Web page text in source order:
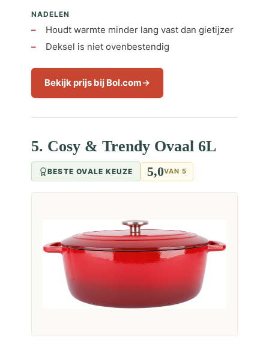
NADELEN
Houdt warmte minder lang vast dan gietijzer
Deksel is niet ovenbestendig
Bekijk prijs bij Bol.com
5. Cosy & Trendy Ovaal 6L
BESTE OVALE KEUZE 5,0VAN 5